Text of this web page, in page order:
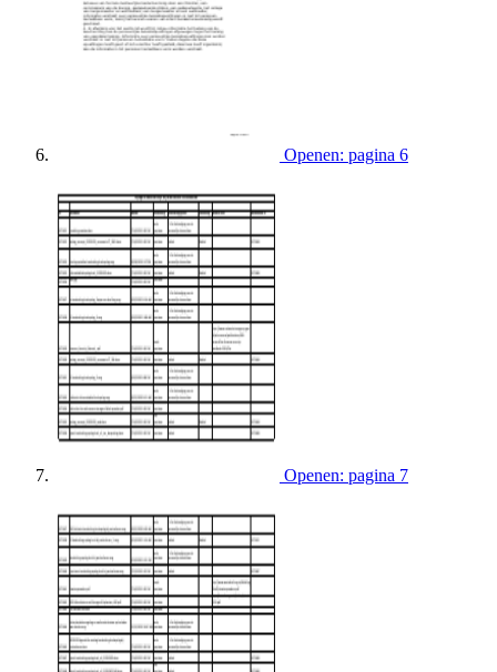
Openen: pagina 6
Openen: pagina 7